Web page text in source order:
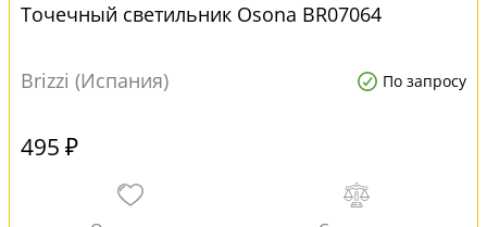
Точечный светильник Osona BR07064
Brizzi (Испания) По запросу
495 ₽